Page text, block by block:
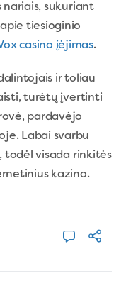
nariais, sukuriant
tiesioginio
casino įėjimas.
ir toliau
turėtų įvertinti
pardavėjo
Labai svarbu
todėl visada rinkitės
kazino.